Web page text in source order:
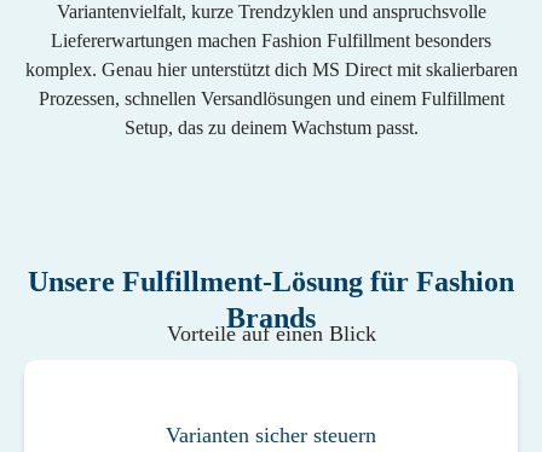
Variantenvielfalt, kurze Trendzyklen und anspruchsvolle
Liefererwartungen machen Fashion Fulfillment besonders
komplex. Genau hier unterstützt dich MS Direct mit skalierbaren
Prozessen, schnellen Versandlösungen und einem Fulfillment
Setup, das zu deinem Wachstum passt.
Unsere Fulfillment-Lösung für Fashion
Brands
Vorteile auf einen Blick
Varianten sicher steuern